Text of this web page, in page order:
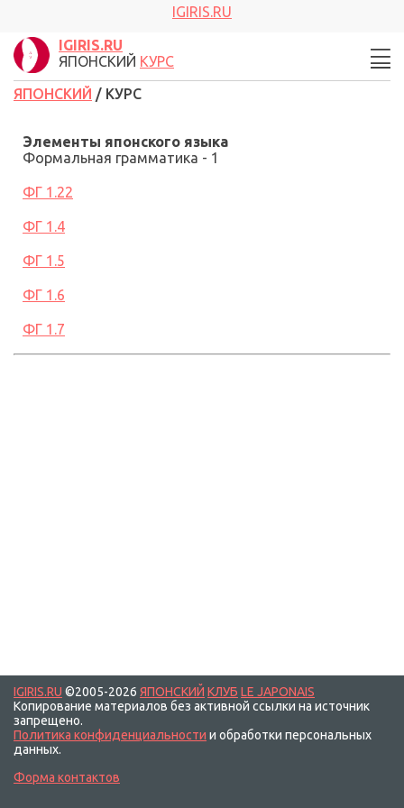
IGIRIS.RU
IGIRIS.RU
ЯПОНСКИЙ КУРС
ЯПОНСКИЙ / КУРС
Элементы японского языка
Формальная грамматика - 1
ФГ 1.22
ФГ 1.4
ФГ 1.5
ФГ 1.6
ФГ 1.7
IGIRIS.RU ©2005-2026 ЯПОНСКИЙ КЛУБ LE JAPONAIS
Копирование материалов без активной ссылки на источник
запрещено.
Политика конфиденциальности и обработки персональных
данных.
Форма контактов